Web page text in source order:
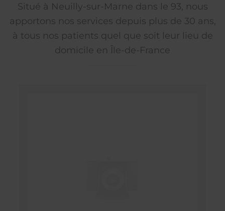
Situé à Neuilly-sur-Marne dans le 93, nous
apportons nos services depuis plus de 30 ans,
à tous nos patients quel que soit leur lieu de
domicile en Île-de-France